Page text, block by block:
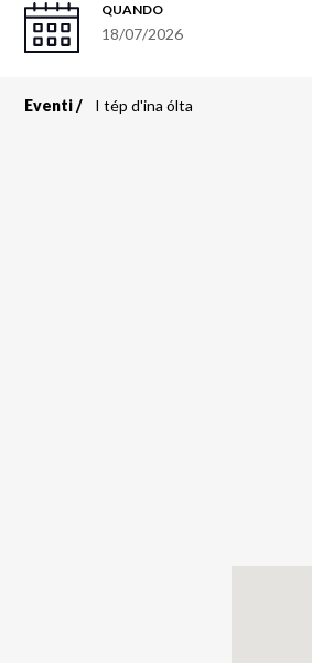
QUANDO
18/07/2026
Briciole
Eventi I tép d'ina ólta